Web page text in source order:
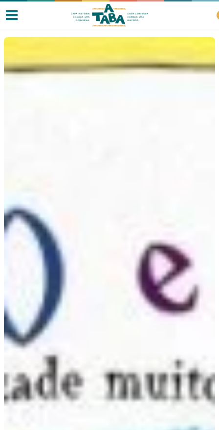
Livros
Na escola
Na família
Conteúdos
Colecionáveis
Cursos On line
E-Books